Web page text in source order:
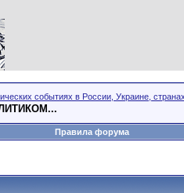
событиях в России, Украине,
Правила форума